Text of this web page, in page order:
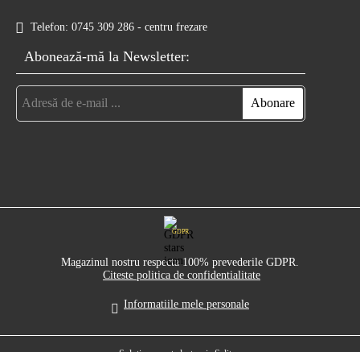
Telefon: 0745 309 286 - centru frezare
Abonează-mă la Newsletter:
GDPR
Magazinul nostru respecta 100% prevederile GDPR.
Citeste politica de confidentialitate
Informatiile mele personale